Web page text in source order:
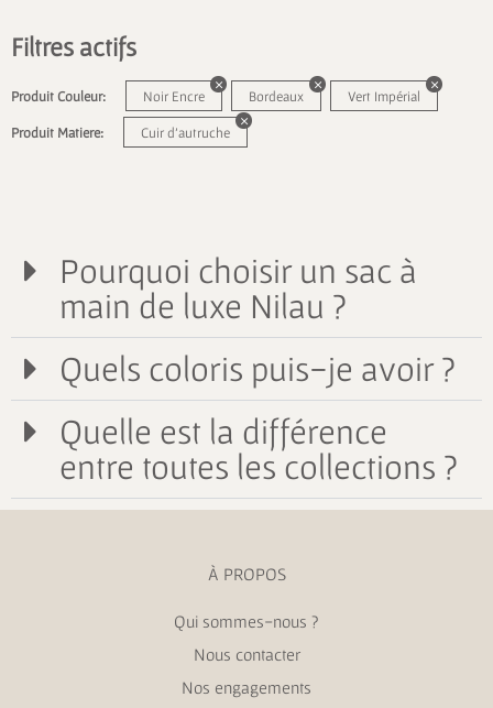
Filtres actifs
Produit Couleur: Noir Encre Bordeaux Vert Impérial
Produit Matiere: Cuir d'autruche
Pourquoi choisir un sac à
main de luxe Nilau ?
Quels coloris puis-je avoir ?
Quelle est la différence
entre toutes les collections ?
À PROPOS
Qui sommes-nous ?
Nous contacter
Nos engagements